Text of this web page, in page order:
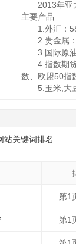
2013年亚
主要产品
1.外汇：
2.贵金属
3.国际原
4.指数期
数、欧盟50指
5.玉米,大
站关键词排名
第1
第1